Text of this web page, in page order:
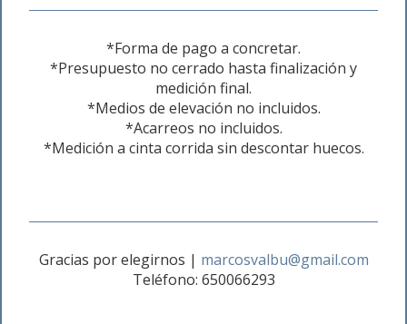
*Forma de pago a concretar.
*Presupuesto no cerrado hasta finalización y
medición final.
*Medios de elevación no incluidos.
*Acarreos no incluidos.
*Medición a cinta corrida sin descontar huecos.
Gracias por elegirnos | marcosvalbu@gmail.com
Teléfono: 650066293